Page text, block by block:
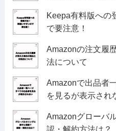
Keepa有料版への
で要注意！
Amazonの注文履
法について
Amazonで出品者
を見るが表示され
Amazonグローバ
認・解約方法は？